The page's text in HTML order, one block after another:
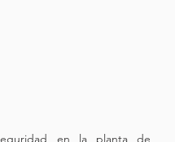
en la planta de